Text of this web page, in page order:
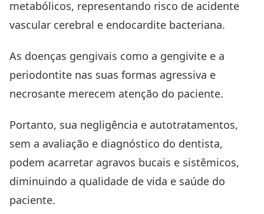
metabólicos, representando risco de acidente
vascular cerebral e endocardite bacteriana.
As doenças gengivais como a gengivite e a
periodontite nas suas formas agressiva e
necrosante merecem atenção do paciente.
Portanto, sua negligência e autotratamentos,
sem a avaliação e diagnóstico do dentista,
podem acarretar agravos bucais e sistêmicos,
diminuindo a qualidade de vida e saúde do
paciente.